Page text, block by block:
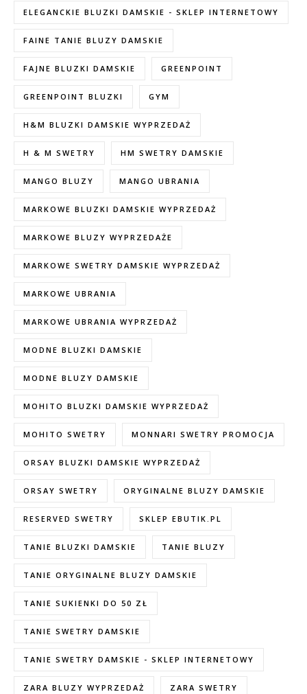
ELEGANCKIE BLUZKI DAMSKIE - SKLEP INTERNETOWY
FAINE TANIE BLUZY DAMSKIE
FAJNE BLUZKI DAMSKIE GREENPOINT
GREENPOINT BLUZKI GYM
H&M BLUZKI DAMSKIE WYPRZEDAŻ
H & M SWETRY HM SWETRY DAMSKIE
MANGO BLUZY MANGO UBRANIA
MARKOWE BLUZKI DAMSKIE WYPRZEDAŻ
MARKOWE BLUZY WYPRZEDAŻE
MARKOWE SWETRY DAMSKIE WYPRZEDAŻ
MARKOWE UBRANIA
MARKOWE UBRANIA WYPRZEDAŻ
MODNE BLUZKI DAMSKIE
MODNE BLUZY DAMSKIE
MOHITO BLUZKI DAMSKIE WYPRZEDAŻ
MOHITO SWETRY MONNARI SWETRY PROMOCJA
ORSAY BLUZKI DAMSKIE WYPRZEDAŻ
ORSAY SWETRY ORYGINALNE BLUZY DAMSKIE
RESERVED SWETRY SKLEP EBUTIK.PL
TANIE BLUZKI DAMSKIE TANIE BLUZY
TANIE ORYGINALNE BLUZY DAMSKIE
TANIE SUKIENKI DO 50 ZŁ
TANIE SWETRY DAMSKIE
TANIE SWETRY DAMSKIE - SKLEP INTERNETOWY
ZARA BLUZY WYPRZEDAŻ ZARA SWETRY